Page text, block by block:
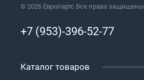
© 2026 Европартс Все права защищены
+7 (953)-396-52-77
Каталог товаров